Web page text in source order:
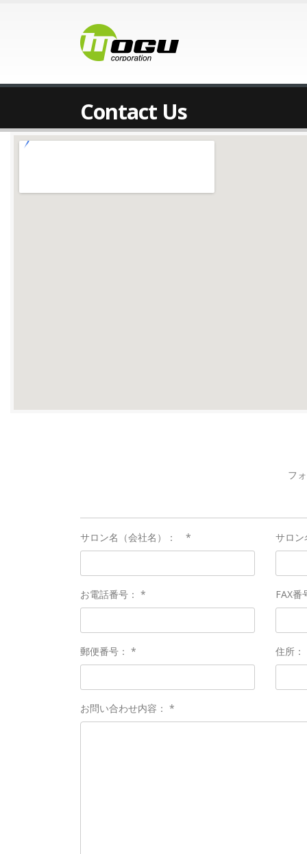
Contact Us
フ
サロン名（会社名）： * サロ
お電話番号： * FAX番
郵便番号： * 住所
お問い合わせ内容： *